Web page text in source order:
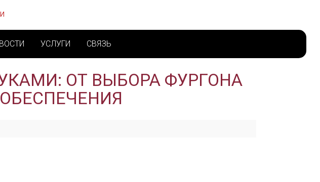
УСЛУГИ СВЯЗЬ
ОТ ВЫБОРА ФУРГОНА